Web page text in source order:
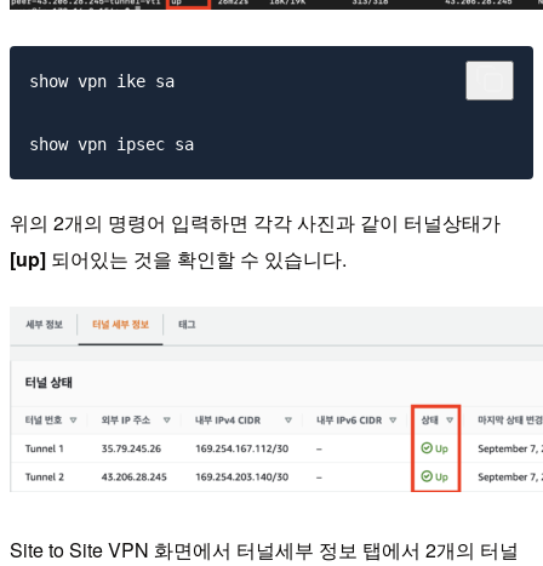
show vpn ike sa
위의 2개의 명령어 입력하면 각각 사진과 같이 터널상태가
[up] 되어있는 것을 확인할 수 있습니다.
Site to Site VPN 화면에서 터널세부 정보 탭에서 2개의 터널